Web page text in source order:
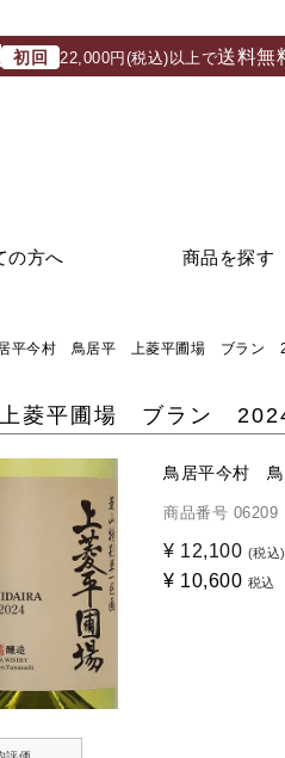
初回 22,000円(税込)以上で送料無
の方へ 商品を探す
平今村 鳥居平 上菱平圃場 ブラン
菱平圃場 ブラン 2024
鳥居平今村
商品番号 06209
¥ 12,100 (税込)
¥ 10,600 税込